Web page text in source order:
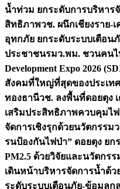
น้ำท่วม ยกระดับการบริหาร
สิทธิภาพวช. ผนึกเชียงราย-
อุทกภัย ยกระดับระบบเตือน
ประชาชนรมว.พม. ชวนคนไ
Development Expo 2026
สังคมที่ใหญ่ที่สุดของประเท
ทองธานีวช. ลงพื้นที่ดอยตุง
เสริมประสิทธิภาพควบคุมไ
จัดการเชิงรุกด้วยนวัตกรรม
รนป้องกันไฟป่า” ดอยตุง ยก
PM2.5 ด้วยวิจัยและนวัตกรร
เดินหน้าบริหารจัดการน้ำด้ว
ระดับระบบเตือนภัย-ข้อมูลก